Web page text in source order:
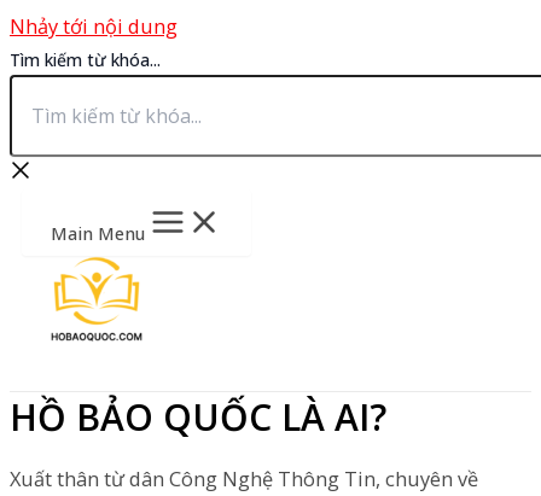
Nhảy tới nội dung
Tìm kiếm từ khóa...
Main Menu
HỒ BẢO QUỐC LÀ AI?
Xuất thân từ dân Công Nghệ Thông Tin, chuyên về